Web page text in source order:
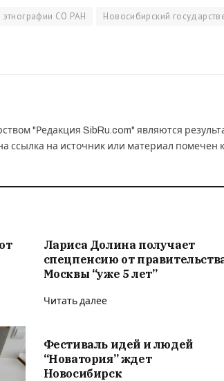
этнографии СО РАН Новосибирский
"Редакция SibRu.com" являются
ссылка на источник или материал помечен
Лариса Долина получает
спецпенсию от
Москвы “уже 5 лет”
Читать далее
Фестиваль идей и людей
“Новатория” ждет
Новосибирск